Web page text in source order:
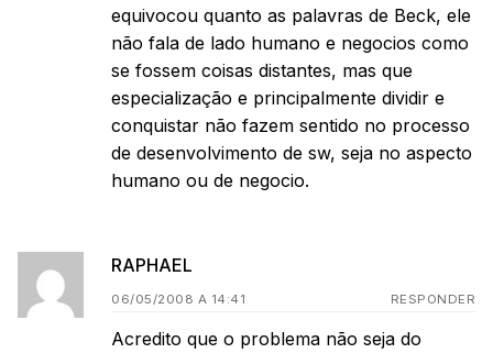
equivocou quanto as palavras de Beck, ele
não fala de lado humano e negocios como
se fossem coisas distantes, mas que
especialização e principalmente dividir e
conquistar não fazem sentido no processo
de desenvolvimento de sw, seja no aspecto
humano ou de negocio.
RAPHAEL
06/05/2008 A 14:41 RESPONDER
Acredito que o problema não seja do